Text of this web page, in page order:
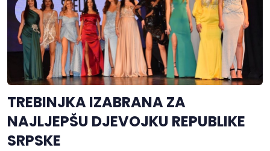
TREBINJKA IZABRANA ZA
NAJLJEPŠU DJEVOJKU REPUBLIKE
SRPSKE